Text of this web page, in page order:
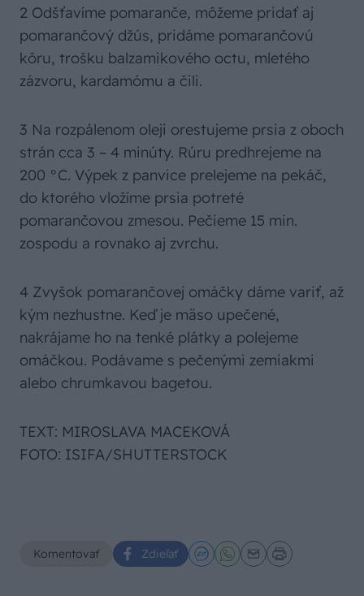
2 Odšťavíme pomaranče, môžeme pridať aj
pomarančový džús, pridáme pomarančovú
kôru, trošku balzamikového octu, mletého
zázvoru, kardamómu a čili.
3 Na rozpálenom oleji orestujeme prsia z oboch
strán cca 3 – 4 minúty. Rúru predhrejeme na
200 °C. Výpek z panvice prelejeme na pekáč,
do ktorého vložíme prsia potreté
pomarančovou zmesou. Pečieme 15 min.
zospodu a rovnako aj zvrchu.
4 Zvyšok pomarančovej omáčky dáme variť, až
kým nezhustne. Keď je mäso upečené,
nakrájame ho na tenké plátky a polejeme
omáčkou. Podávame s pečenými zemiakmi
alebo chrumkavou bagetou.
TEXT: MIROSLAVA MACEKOVÁ
FOTO: ISIFA/SHUTTERSTOCK
Komentovať Zdieľať